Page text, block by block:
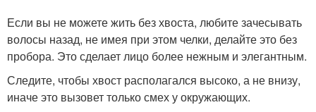
Если вы не можете жить без хвоста, любите зачесывать
волосы назад, не имея при этом челки, делайте это без
пробора. Это сделает лицо более нежным и элегантным.
Следите, чтобы хвост располагался высоко, а не внизу,
иначе это вызовет только смех у окружающих.